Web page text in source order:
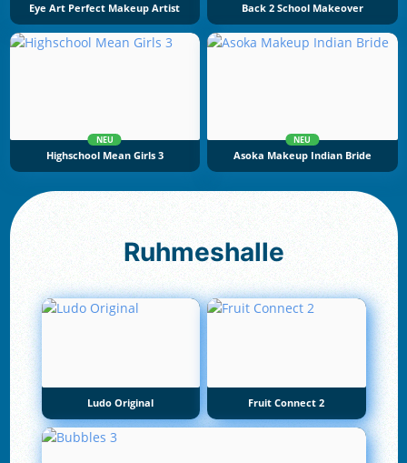
Eye Art Perfect Makeup Artist Back 2 School Makeover
NEU
Highschool Mean Girls 3
NEU
Asoka Makeup Indian Bride
Ruhmeshalle
Ludo Original Fruit Connect 2